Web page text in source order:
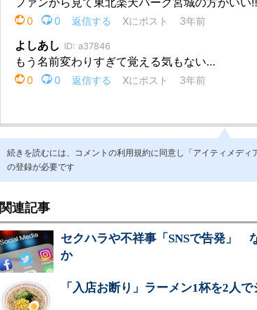
続きを読むには、コメントの利用規約に同意し「アイティメディ
の登録が必要です
関連記事
セクハラや不祥事「SNSで告発」
か
「入店お断り」ラーメン1杯を2人